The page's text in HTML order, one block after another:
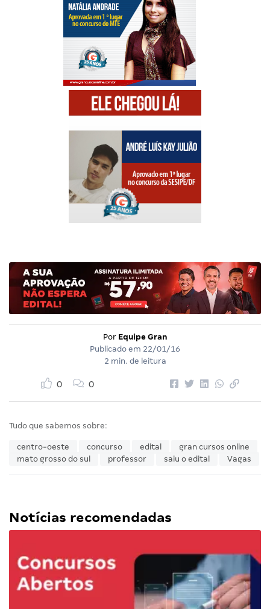
Por Equipe Gran
Publicado em 22/01/16
2 min. de leitura
0 0
Tudo que sabemos sobre:
centro-oeste concurso edital
gran cursos online
mato grosso do sul
professor saiu o edital Vagas
Notícias recomendadas